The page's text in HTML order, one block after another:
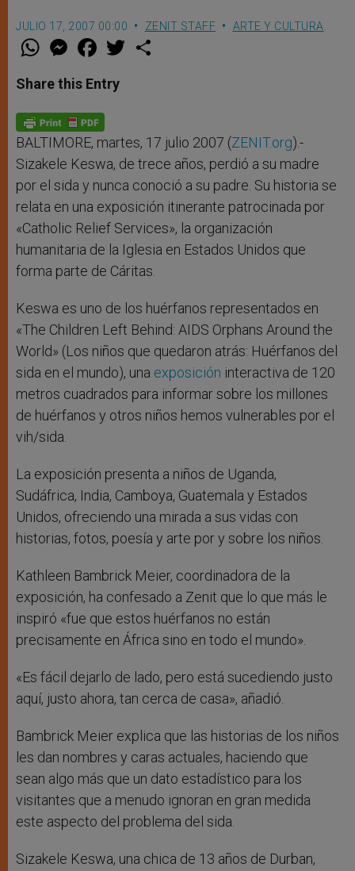
JULIO 17, 2007 00:00 ZENIT STAFF ARTE Y CULTURA
W
t
s
p
p
M
e
s
e
g
e
r
F
a
e
b
o
k
w
Share this Entry
BALTIMORE, martes, 17 julio 2007 (ZENIT.org).-
Sizakele Keswa, de trece años, perdió a su madre
por el sida y nunca conoció a su padre. Su historia se
relata en una exposición itinerante patrocinada por
«Catholic Relief Services», la organización
humanitaria de la Iglesia en Estados Unidos que
forma parte de Cáritas.
Keswa es uno de los huérfanos representados en
«The Children Left Behind: AIDS Orphans Around the
World» (Los niños que quedaron atrás: Huérfanos del
sida en el mundo), una exposición interactiva de 120
metros cuadrados para informar sobre los millones
de huérfanos y otros niños hemos vulnerables por el
vih/sida.
La exposición presenta a niños de Uganda,
Sudáfrica, India, Camboya, Guatemala y Estados
Unidos, ofreciendo una mirada a sus vidas con
historias, fotos, poesía y arte por y sobre los niños.
Kathleen Bambrick Meier, coordinadora de la
exposición, ha confesado a Zenit que lo que más le
inspiró «fue que estos huérfanos no están
precisamente en África sino en todo el mundo».
«Es fácil dejarlo de lado, pero está sucediendo justo
aquí, justo ahora, tan cerca de casa», añadió.
Bambrick Meier explica que las historias de los niños
les dan nombres y caras actuales, haciendo que
sean algo más que un dato estadístico para los
visitantes que a menudo ignoran en gran medida
este aspecto del problema del sida.
Sizakele Keswa, una chica de 13 años de Durban,